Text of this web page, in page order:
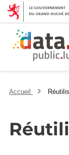
Accueil